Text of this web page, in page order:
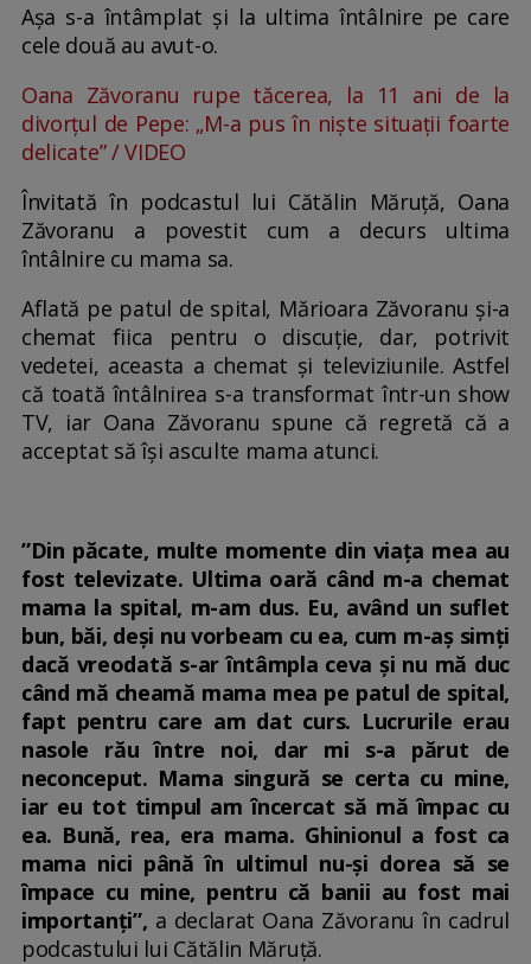
Așa s-a întâmplat și la ultima întâlnire pe care
cele două au avut-o.
Oana Zăvoranu rupe tăcerea, la 11 ani de la
divorțul de Pepe: „M-a pus în niște situații foarte
delicate” / VIDEO
Învitată în podcastul lui Cătălin Măruță, Oana
Zăvoranu a povestit cum a decurs ultima
întâlnire cu mama sa.
Aflată pe patul de spital, Mărioara Zăvoranu și-a
chemat fiica pentru o discuție, dar, potrivit
vedetei, aceasta a chemat și televiziunile. Astfel
că toată întâlnirea s-a transformat într-un show
TV, iar Oana Zăvoranu spune că regretă că a
acceptat să își asculte mama atunci.
”Din păcate, multe momente din viața mea au
fost televizate. Ultima oară când m-a chemat
mama la spital, m-am dus. Eu, având un suflet
bun, băi, deși nu vorbeam cu ea, cum m-aș simți
dacă vreodată s-ar întâmpla ceva și nu mă duc
când mă cheamă mama mea pe patul de spital,
fapt pentru care am dat curs. Lucrurile erau
nasole rău între noi, dar mi s-a părut de
neconceput. Mama singură se certa cu mine,
iar eu tot timpul am încercat să mă împac cu
ea. Bună, rea, era mama. Ghinionul a fost ca
mama nici până în ultimul nu-și dorea să se
împace cu mine, pentru că banii au fost mai
importanți”, a declarat Oana Zăvoranu în cadrul
podcastului lui Cătălin Măruță.